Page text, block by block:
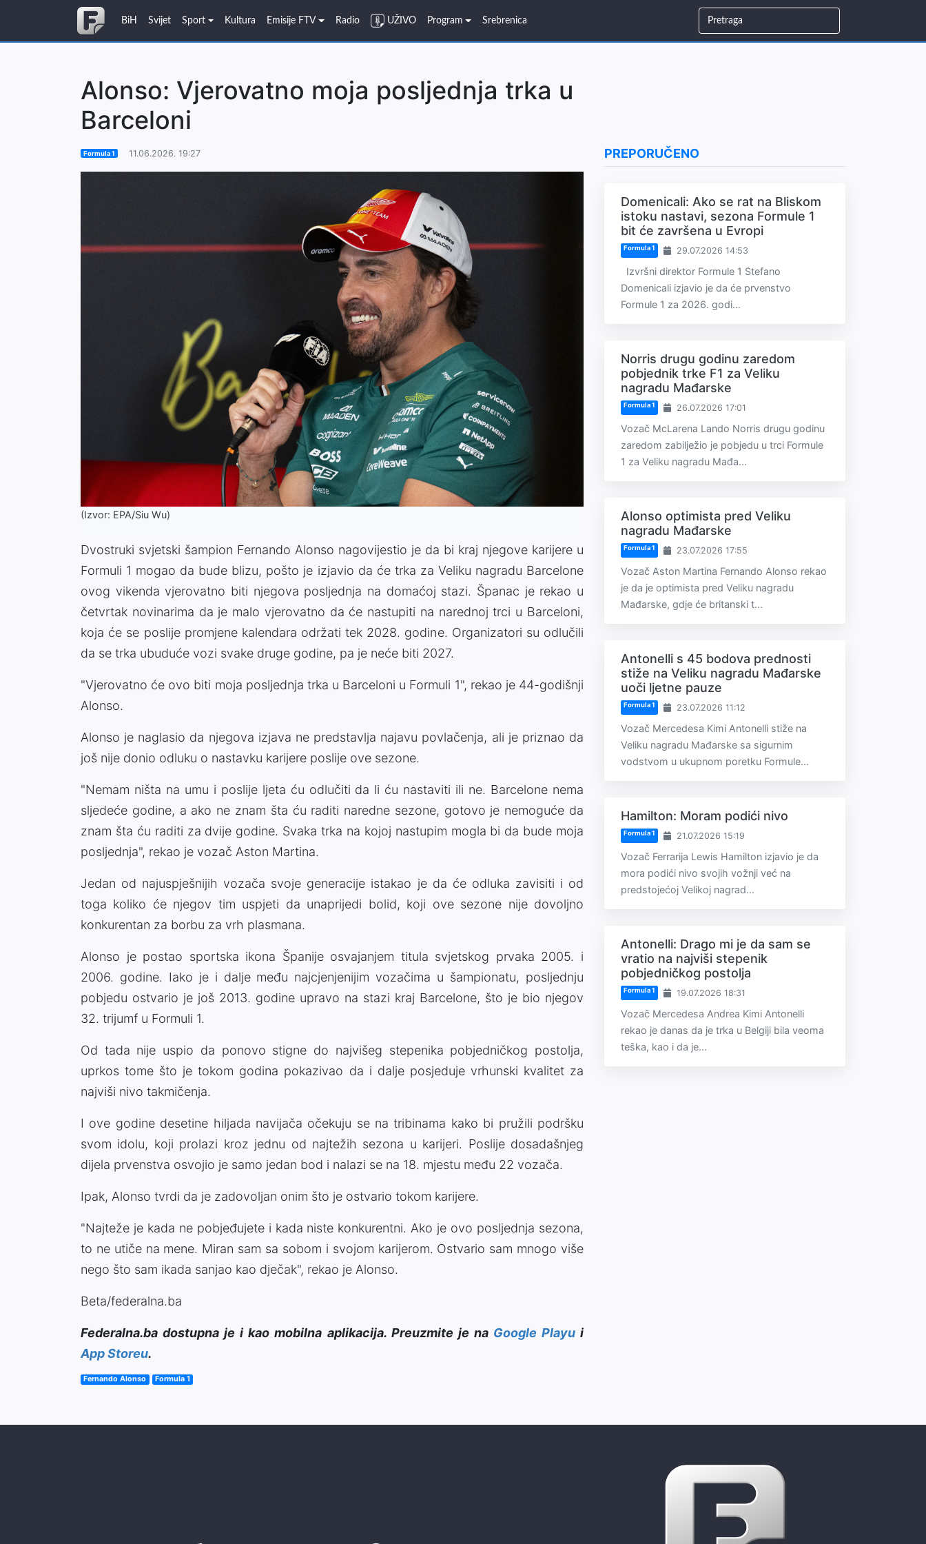
BiH Svijet Sport Kultura Emisije FTV Radio UŽIVO Program Srebrenica
Alonso: Vjerovatno moja posljednja trka u
Barceloni
Formula 1 11.06.2026. 19:27
(Izvor: EPA/Siu Wu)
Dvostruki svjetski šampion Fernando Alonso nagovijestio je da bi kraj njegove karijere u
Formuli 1 mogao da bude blizu, pošto je izjavio da će trka za Veliku nagradu Barcelone
ovog vikenda vjerovatno biti njegova posljednja na domaćoj stazi. Španac je rekao u
četvrtak novinarima da je malo vjerovatno da će nastupiti na narednoj trci u Barceloni,
koja će se poslije promjene kalendara održati tek 2028. godine. Organizatori su odlučili
da se trka ubuduće vozi svake druge godine, pa je neće biti 2027.
"Vjerovatno će ovo biti moja posljednja trka u Barceloni u Formuli 1", rekao je 44-godišnji
Alonso.
Alonso je naglasio da njegova izjava ne predstavlja najavu povlačenja, ali je priznao da
još nije donio odluku o nastavku karijere poslije ove sezone.
"Nemam ništa na umu i poslije ljeta ću odlučiti da li ću nastaviti ili ne. Barcelone nema
sljedeće godine, a ako ne znam šta ću raditi naredne sezone, gotovo je nemoguće da
znam šta ću raditi za dvije godine. Svaka trka na kojoj nastupim mogla bi da bude moja
posljednja", rekao je vozač Aston Martina.
Jedan od najuspješnijih vozača svoje generacije istakao je da će odluka zavisiti i od
toga koliko će njegov tim uspjeti da unaprijedi bolid, koji ove sezone nije dovoljno
konkurentan za borbu za vrh plasmana.
Alonso je postao sportska ikona Španije osvajanjem titula svjetskog prvaka 2005. i
2006. godine. Iako je i dalje među najcjenjenijim vozačima u šampionatu, posljednju
pobjedu ostvario je još 2013. godine upravo na stazi kraj Barcelone, što je bio njegov
32. trijumf u Formuli 1.
Od tada nije uspio da ponovo stigne do najvišeg stepenika pobjedničkog postolja,
uprkos tome što je tokom godina pokazivao da i dalje posjeduje vrhunski kvalitet za
najviši nivo takmičenja.
I ove godine desetine hiljada navijača očekuju se na tribinama kako bi pružili podršku
svom idolu, koji prolazi kroz jednu od najtežih sezona u karijeri. Poslije dosadašnjeg
dijela prvenstva osvojio je samo jedan bod i nalazi se na 18. mjestu među 22 vozača.
Ipak, Alonso tvrdi da je zadovoljan onim što je ostvario tokom karijere.
"Najteže je kada ne pobjeđujete i kada niste konkurentni. Ako je ovo posljednja sezona,
to ne utiče na mene. Miran sam sa sobom i svojom karijerom. Ostvario sam mnogo više
nego što sam ikada sanjao kao dječak", rekao je Alonso.
Beta/federalna.ba
Federalna.ba dostupna je i kao mobilna aplikacija. Preuzmite je na Google Playui
App Storeu.
Fernando Alonso Formula 1
PREPORUČENO
Domenicali: Ako se rat na Bliskom
istoku nastavi, sezona Formule 1
bit će završena u Evropi
Formula 1 29.07.2026 14:53
Izvršni direktor Formule 1 Stefano
Domenicali izjavio je da će prvenstvo
Formule 1 za 2026. godi...
Norris drugu godinu zaredom
pobjednik trke F1 za Veliku
nagradu Mađarske
Formula 1 26.07.2026 17:01
Vozač McLarena Lando Norris drugu godinu
zaredom zabilježio je pobjedu u trci Formule
1 za Veliku nagradu Mađa...
Alonso optimista pred Veliku
nagradu Mađarske
Formula 1 23.07.2026 17:55
Vozač Aston Martina Fernando Alonso rekao
je da je optimista pred Veliku nagradu
Mađarske, gdje će britanski t...
Antonelli s 45 bodova prednosti
stiže na Veliku nagradu Mađarske
uoči ljetne pauze
Formula 1 23.07.2026 11:12
Vozač Mercedesa Kimi Antonelli stiže na
Veliku nagradu Mađarske sa sigurnim
vodstvom u ukupnom poretku Formule...
Hamilton: Moram podići nivo
Formula 1 21.07.2026 15:19
Vozač Ferrarija Lewis Hamilton izjavio je da
mora podići nivo svojih vožnji već na
predstojećoj Velikoj nagrad...
Antonelli: Drago mi je da sam se
vratio na najviši stepenik
pobjedničkog postolja
Formula 1 19.07.2026 18:31
Vozač Mercedesa Andrea Kimi Antonelli
rekao je danas da je trka u Belgiji bila veoma
teška, kao i da je...